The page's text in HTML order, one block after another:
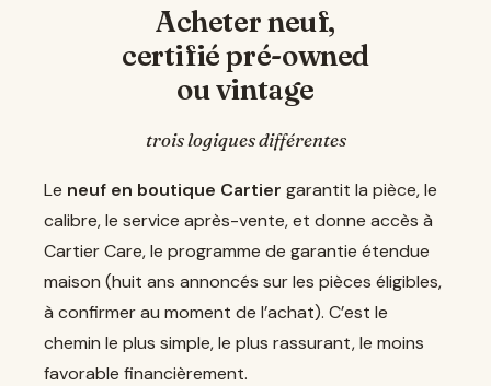
Acheter neuf,
certifié pré-owned
ou vintage
trois logiques différentes
Le neuf en boutique Cartier garantit la pièce, le
calibre, le service après-vente, et donne accès à
Cartier Care, le programme de garantie étendue
maison (huit ans annoncés sur les pièces éligibles,
à confirmer au moment de l’achat). C’est le
chemin le plus simple, le plus rassurant, le moins
favorable financièrement.